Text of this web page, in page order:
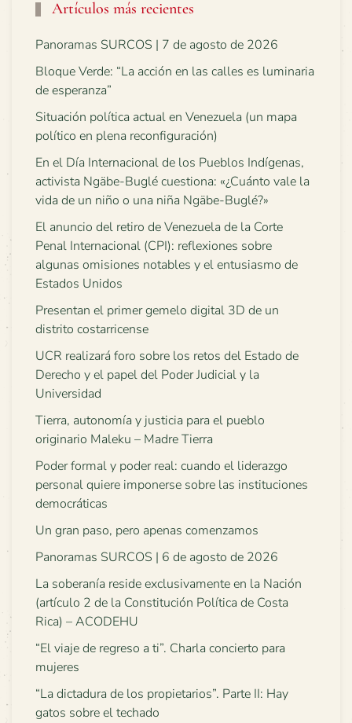
Artículos más recientes
Panoramas SURCOS | 7 de agosto de 2026
Bloque Verde: “La acción en las calles es luminaria
de esperanza”
Situación política actual en Venezuela (un mapa
político en plena reconfiguración)
En el Día Internacional de los Pueblos Indígenas,
activista Ngäbe-Buglé cuestiona: «¿Cuánto vale la
vida de un niño o una niña Ngäbe-Buglé?»
El anuncio del retiro de Venezuela de la Corte
Penal Internacional (CPI): reflexiones sobre
algunas omisiones notables y el entusiasmo de
Estados Unidos
Presentan el primer gemelo digital 3D de un
distrito costarricense
UCR realizará foro sobre los retos del Estado de
Derecho y el papel del Poder Judicial y la
Universidad
Tierra, autonomía y justicia para el pueblo
originario Maleku – Madre Tierra
Poder formal y poder real: cuando el liderazgo
personal quiere imponerse sobre las instituciones
democráticas
Un gran paso, pero apenas comenzamos
Panoramas SURCOS | 6 de agosto de 2026
La soberanía reside exclusivamente en la Nación
(artículo 2 de la Constitución Política de Costa
Rica) – ACODEHU
“El viaje de regreso a ti”. Charla concierto para
mujeres
“La dictadura de los propietarios”. Parte II: Hay
gatos sobre el techado